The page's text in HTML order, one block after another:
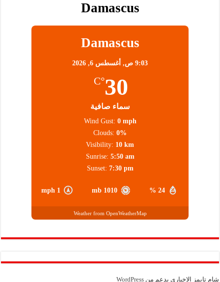
Damascus
Damascus
9:03 ص, أغسطس 6, 2026
30
°C
سماء صافية
24 %
1010 mb
1 mph
Wind Gust: 0 mph
Clouds: 0%
Visibility: 10 km
Sunrise: 5:50 am
Sunset: 7:30 pm
Weather from OpenWeatherMap
شام تايمز الإخباري بدعم منWordPress